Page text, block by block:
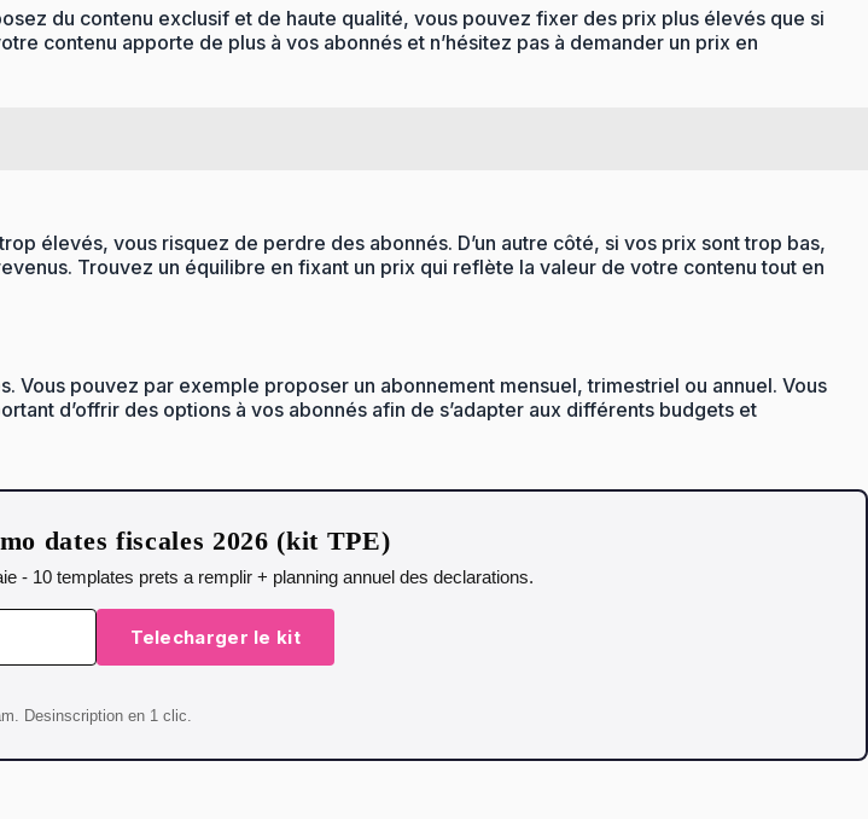
du contenu exclusif et de haute qualité, vous pouvez fixer des prix plus élevés que si
contenu apporte de plus à vos abonnés et n’hésitez pas à demander un prix en
élevés, vous risquez de perdre des abonnés. D’un autre côté, si vos prix sont trop bas,
Trouvez un équilibre en fixant un prix qui reflète la valeur de votre contenu tout en
pouvez par exemple proposer un abonnement mensuel, trimestriel ou annuel. Vous
d’offrir des options à vos abonnés afin de s’adapter aux différents budgets et
dates fiscales 2026 (kit TPE)
- 10 templates prets a remplir + planning annuel des declarations.
Telecharger le kit
Desinscription en 1 clic.